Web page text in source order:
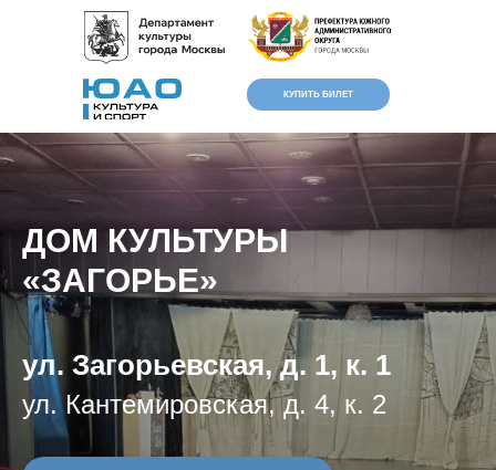
Версия для
слабовидящих
КУПИТЬ БИЛЕТ
ДОМ КУЛЬТУРЫ
«ЗАГОРЬЕ»
ул. Загорьевская, д. 1, к. 1
ул. Кантемировская, д. 4, к. 2